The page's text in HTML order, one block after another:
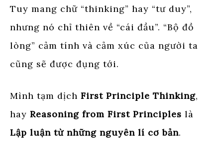
Tuy mang chữ “thinking” hay “tư duy”,
nhưng nó chỉ thiên về “cái đầu”. “Bộ đồ
lòng” cảm tính và cảm xúc của người ta
cũng sẽ được đụng tới.
Mình tạm dịch First Principle Thinking,
hay Reasoning from First Principles là
Lập luận từ những nguyên lí cơ bản.